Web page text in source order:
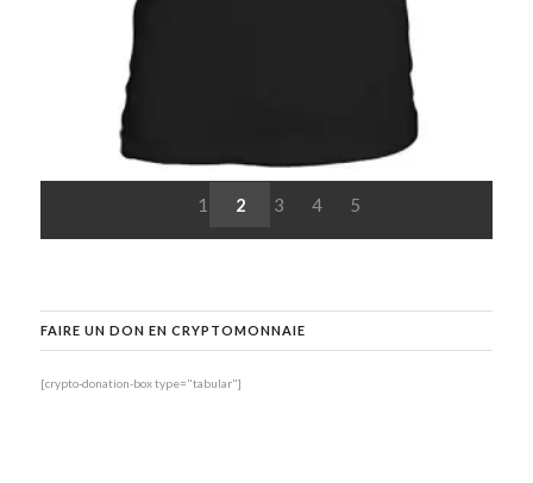
1 2 3 4 5
FAIRE UN DON EN CRYPTOMONNAIE
[crypto-donation-box type="tabular"]